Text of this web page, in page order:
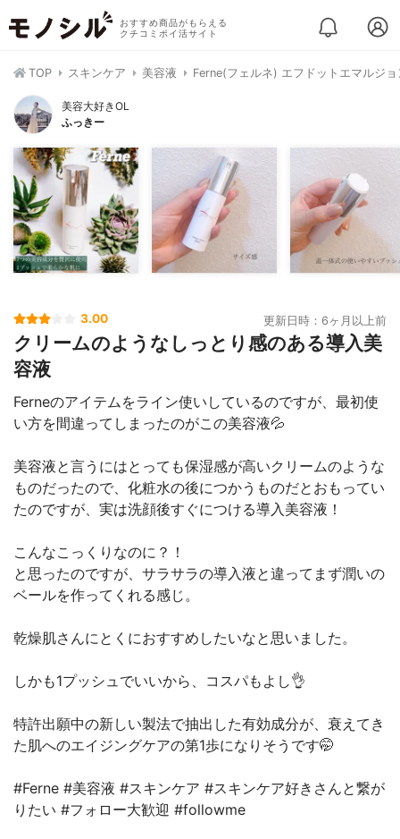
おすすめ商品がもらえる
クチコミポイ活サイト
TOP スキンケア 美容液 Ferne(フェルネ) エフドットエマルジ
美容大好きOL
ふっきー
3.00 更新日時：6ヶ月以上前
クリームのようなしっとり感のある導入美
容液
Ferneのアイテムをライン使いしているのですが、最初使
い方を間違ってしまったのがこの美容液💦
美容液と言うにはとっても保湿感が高いクリームのような
ものだったので、化粧水の後につかうものだとおもってい
たのですが、実は洗顔後すぐにつける導入美容液！
こんなこっくりなのに？！
と思ったのですが、サラサラの導入液と違ってまず潤いの
ベールを作ってくれる感じ。
乾燥肌さんにとくにおすすめしたいなと思いました。
しかも1プッシュでいいから、コスパもよし👌
特許出願中の新しい製法で抽出した有効成分が、衰えてき
た肌へのエイジングケアの第1歩になりそうです🤭
#Ferne #美容液 #スキンケア #スキンケア好きさんと繋が
りたい #フォロー大歓迎 #followme